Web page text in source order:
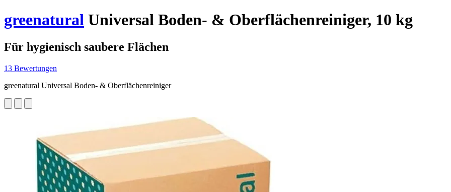
greenatural Universal Boden- & Oberflächenreiniger, 10 kg
Für hygienisch saubere Flächen
13 Bewertungen
greenatural Universal Boden- & Oberflächenreiniger